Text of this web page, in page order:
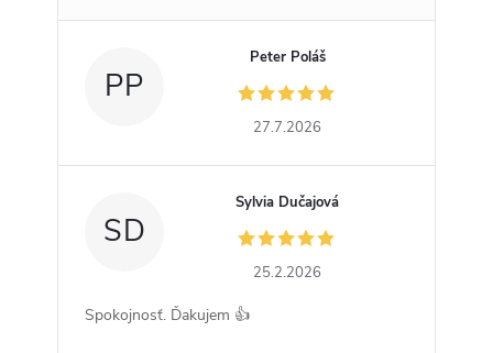
PP
Peter Poláš
27.7.2026
SD
Sylvia Dučajová
25.2.2026
Spokojnosť. Ďakujem 👍